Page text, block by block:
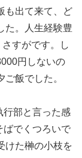
も出て来て、ど
た。人生経験豊
すがです。し
円しないの
飯でした。
行部と言った感
ばでくつろいで
けた榊の小枝を